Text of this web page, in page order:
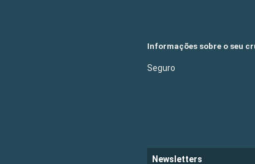
Informações sobre o seu
Seguro
Newsletters